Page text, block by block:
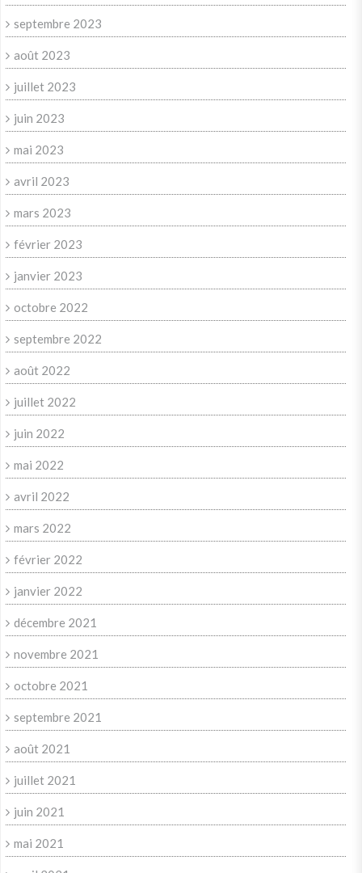
septembre 2023
août 2023
juillet 2023
juin 2023
mai 2023
avril 2023
mars 2023
février 2023
janvier 2023
octobre 2022
septembre 2022
août 2022
juillet 2022
juin 2022
mai 2022
avril 2022
mars 2022
février 2022
janvier 2022
décembre 2021
novembre 2021
octobre 2021
septembre 2021
août 2021
juillet 2021
juin 2021
mai 2021